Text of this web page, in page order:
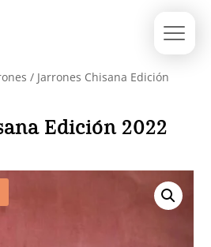
/ Jarrones Chisana Edición
Edición 2022